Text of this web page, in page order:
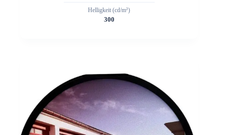
Helligkeit (cd/m²)
300